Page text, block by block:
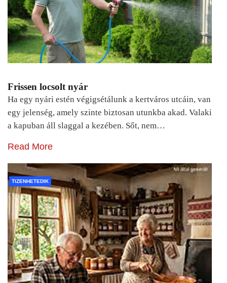
Frissen locsolt nyár
Ha egy nyári estén végigsétálunk a kertváros utcáin, van
egy jelenség, amely szinte biztosan utunkba akad. Valaki
a kapuban áll slaggal a kezében. Sőt, nem…
Read More
TIZENHETEDIK